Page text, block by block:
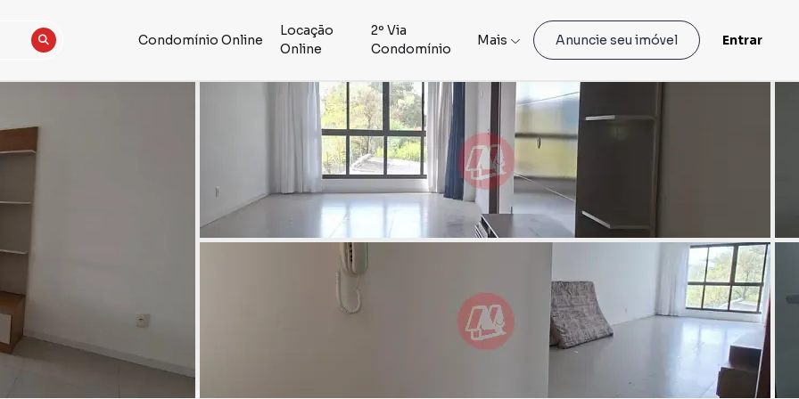
Condomínio Online
Locação
Online
2º Via
Condomínio
Mais Anuncie seu imóvel Entrar